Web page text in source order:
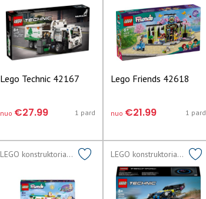
Lego Technic 42167
nuo €27.99 1 pard
Lego Friends 42618
nuo €21.99 1 pard
LEGO konstruktoriai lego LEGO konstruktoriai lego